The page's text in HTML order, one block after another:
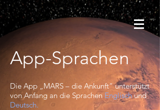
App-Sprachen​
Die App „MARS – die Ankunft“ unterstützt
von Anfang an die Sprachen Englischund
Deutsch.